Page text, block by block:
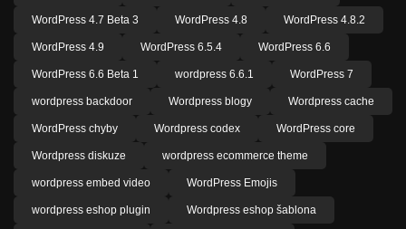
WordPress 4.7 Beta 3 WordPress 4.8 WordPress 4.8.2
WordPress 4.9 WordPress 6.5.4 WordPress 6.6
WordPress 6.6 Beta 1 wordpress 6.6.1 WordPress 7
wordpress backdoor Wordpress blogy Wordpress cache
WordPress chyby Wordpress codex WordPress core
Wordpress diskuze wordpress ecommerce theme
wordpress embed video WordPress Emojis
wordpress eshop plugin Wordpress eshop šablona